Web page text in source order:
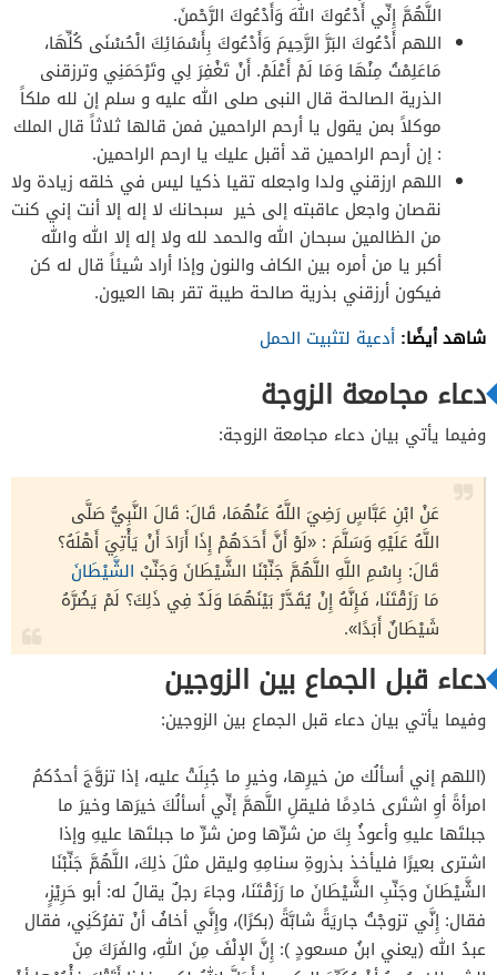
اللَّهُمَّ إِنِّي أَدْعُوكَ اللهَ وَأَدْعُوكَ الرَّحْمنَ.
اللهم أَدْعُوكَ البَرَّ الرَّحِيمَ وَأَدْعُوكَ بِأَسْمَائِكَ الْحُسْنَى كُلِّهَا،
مَاعَلِمْتُ مِنْهَا وَمَا لَمْ أَعْلَمْ. أَنْ تَغْفِرَ لِي وتَرْحَمَنِي وترزقنى
الذرية الصالحة قال النبى صلى الله عليه و سلم إن لله ملكاً
موكلاً بمن يقول يا أرحم الراحمين فمن قالها ثلاثاً قال الملك
: إن أرحم الراحمين قد أقبل عليك يا ارحم الراحمين.
اللهم ارزقني ولدا واجعله تقيا ذكيا ليس في خلقه زيادة ولا
نقصان واجعل ‏عاقبته إلى خير سبحانك لا إله إلا أنت إني كنت
من الظالمين سبحان الله والحمد لله ولا إله إلا الله والله
أكبر يا من أمره بين الكاف والنون وإذا أراد شيئاً قال له كن
فيكون أرزقني بذرية ‏صالحة طيبة تقر بها العيون.
شاهد أيضًا: أدعية لتثبيت الحمل
دعاء مجامعة الزوجة
وفيما يأتي بيان دعاء مجامعة الزوجة:
عَنْ ابْنِ عَبَّاسٍ رَضِيَ اللَّهُ عَنْهُمَا، قَالَ: قَالَ النَّبِيُّ صَلَّى
اللَّهُ عَلَيْهِ وَسَلَّمَ : «لَوْ أَنَّ أَحَدَهُمْ إِذَا أَرَادَ أَنْ يَأْتِيَ أَهْلَهُ؟
قَالَ: بِاسْمِ اللَّهِ اللَّهُمَّ جَنِّبْنَا الشَّيْطَانَ وَجَنِّبْ الشَّيْطَانَ
مَا رَزَقْتَنَا، فَإِنَّهُ إِنْ يُقَدَّرْ بَيْنَهُمَا وَلَدٌ فِي ذَلِكَ؟ لَمْ يَضُرَّهُ
شَيْطَانٌ أَبَدًا».
دعاء قبل الجماع بين الزوجين
وفيما يأتي بيان دعاء قبل الجماع بين الزوجين:
(اللهم إني أسألُك من خيرِها، وخيرِ ما جُبِلَتْ عليه، إذا تزوَّجَ أحدُكمُ
امرأةً أوِ اشتَرى خادِمًا فليقلِ اللَّهمَّ إنِّي أسألُكَ خيرَها وخيرَ ما
جبلتَها عليهِ وأعوذُ بِكَ من شرِّها ومن شرِّ ما جبلتَها عليهِ وإذا
اشترى بعيرًا فليأخذ بذروةِ سنامِهِ وليقل مثلَ ذلِكَ، اللَّهُمَّ جَنِّبْنَا
الشَّيْطَانَ وجَنِّبِ الشَّيْطَانَ ما رَزَقْتَنَا، وجاءَ رجلٌ يقالُ له: أبو حَرِيْزٍ،
فقال: إِنَّي تزوجْتُ جاريَةً شابَّةً (بكرًا)، وإِنَّي أخافُ أنْ تفرُكَنِي، فقال
عبدُ الله (يعني ابنُ مسعودٍ ): إِنَّ الإلْفَ مِنَ اللهِ، والفَرَكَ مِنَ